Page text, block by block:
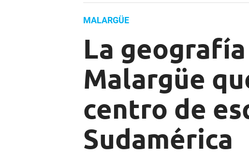
MALARGÜE
La
Malargüe
centro de
Sudamérica